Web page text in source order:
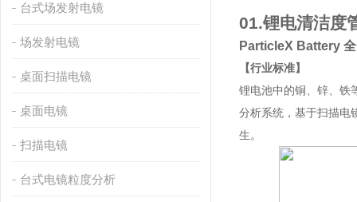
台式场发射电镜
场发射电镜
桌面扫描电镜
桌面电镜
扫描电镜
台式电镜粒度分析
01.锂电清洁度
ParticleX Battery
【行业标准】
锂电池中的铜、锌、铁
分析系统，基于扫描电
生。